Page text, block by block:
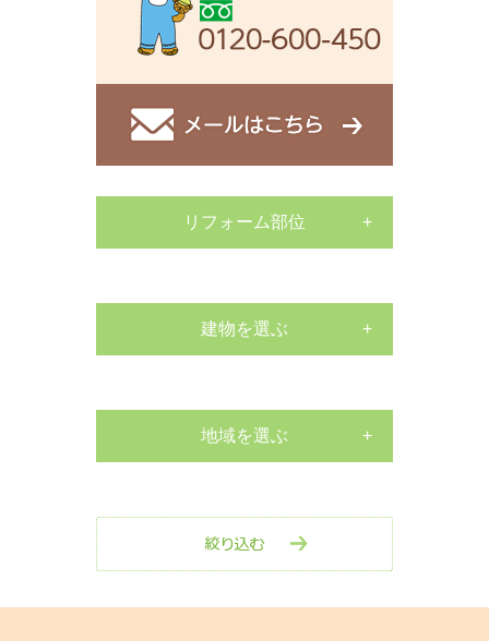
リフォーム部位
水栓交換工事
室内リフォーム
建物を選ぶ
マンション地域を選ぶ